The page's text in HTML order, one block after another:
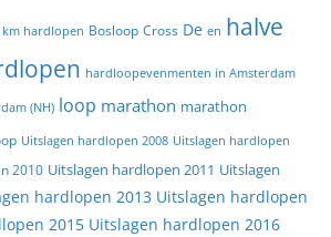
km hardlopen Bosloop Cross De en halve
hardloopevenmenten in Amsterdam
(NH) loop marathon marathon
Uitslagen hardlopen 2008 Uitslagen hardlopen
2010 Uitslagen hardlopen 2011 Uitslagen
hardlopen 2013 Uitslagen hardlopen
2015 Uitslagen hardlopen 2016